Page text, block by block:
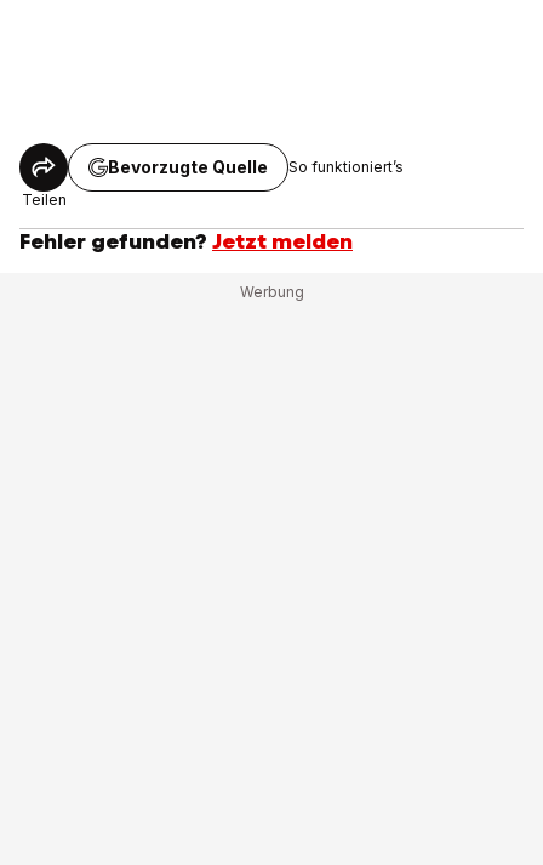
Teilen
Bevorzugte Quelle So funktioniert’s
Fehler gefunden? Jetzt melden